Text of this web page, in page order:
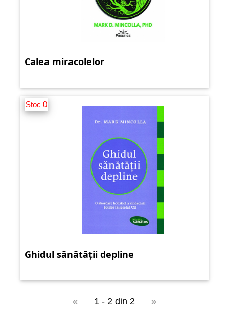
Calea miracolelor
Stoc 0
Ghidul sănătății depline
« 1 - 2 din 2 »